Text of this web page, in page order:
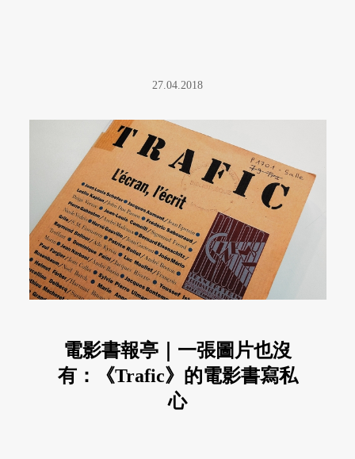
27.04.2018
電影書報亭｜一張圖片也沒
有：《Trafic》的電影書寫私
心